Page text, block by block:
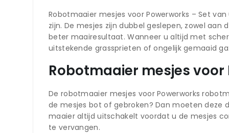
Robotmaaier mesjes voor Powerworks – Set
zijn. De mesjes zijn dubbel geslepen, zowel
beter maairesultaat. Wanneer u altijd met
uitstekende grassprieten of ongelijk gemaaid
Robotmaaier mesjes
De robotmaaier mesjes voor Powerworks
de mesjes bot of gebroken? Dan moeten deze
maaier altijd uitschakelt voordat u de mesjes
te vervangen.